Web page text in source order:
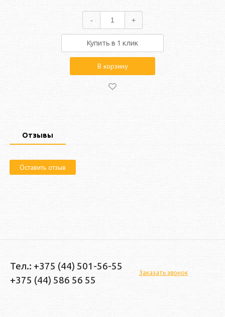
- +
Купить в 1 клик
В корзину
Отзывы
Оставить отзыв
Тел.: +375 (44) 501-56-55
+375 (44) 586 56 55
Заказать звонок